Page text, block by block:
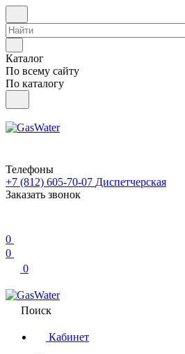
Каталог
По всему сайту
По каталогу
Телефоны
+7 (812) 605-70-07 Диспетчерская
Заказать звонок
0
0
0
Поиск
Кабинет